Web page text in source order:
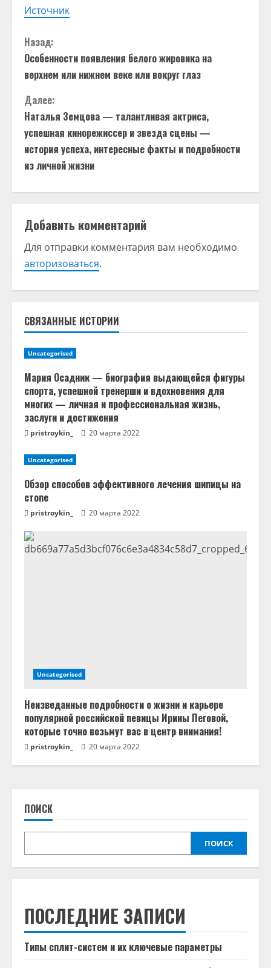
Источник
П
р
о
д
о
л
ж
и
т
ь
ч
т
е
н
и
е
Назад:
Особенности появления белого жировика на
верхнем или нижнем веке или вокруг глаз
Далее:
Наталья Земцова — талантливая актриса,
успешная кинорежиссер и звезда сцены —
история успеха, интересные факты и подробности
из личной жизни
Добавить комментарий
Для отправки комментария вам необходимо
авторизоваться.
СВЯЗАННЫЕ ИСТОРИИ
Uncategorised
Мария Осадник — биография выдающейся фигуры
спорта, успешной тренерши и вдохновения для
многих — личная и профессиональная жизнь,
заслуги и достижения
pristroykin_ 20 марта 2022
Uncategorised
Обзор способов эффективного лечения шипицы на
стопе
pristroykin_ 20 марта 2022
Uncategorised
Неизведанные подробности о жизни и карьере
популярной российской певицы Ирины Пеговой,
которые точно возьмут вас в центр внимания!
pristroykin_ 20 марта 2022
ПОИСК
ПОИСК
ПОСЛЕДНИЕ ЗАПИСИ
Типы сплит-систем и их ключевые параметры